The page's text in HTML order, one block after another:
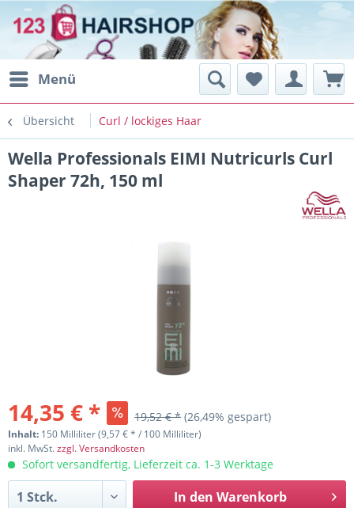
Menü
Übersicht Curl / lockiges Haar
Wella Professionals EIMI Nutricurls Curl
Shaper 72h, 150 ml
14,35 € * 19,52 € * (26,49% gespart)
Inhalt: 150 Milliliter (9,57 € * / 100 Milliliter)
inkl. MwSt.zzgl. Versandkosten
Sofort versandfertig, Lieferzeit ca. 1-3 Werktage
In den Warenkorb